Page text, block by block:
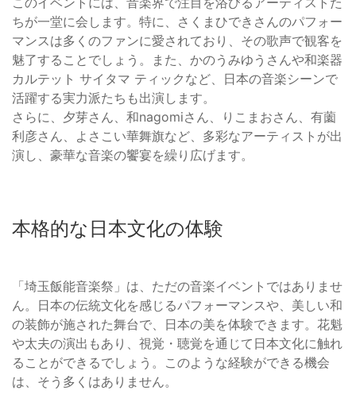
ちが一堂に会します。特に、さくまひできさんのパフォー
マンスは多くのファンに愛されており、その歌声で観客を
魅了することでしょう。また、かのうみゆうさんや和楽器
カルテット サイタマ ティックなど、日本の音楽シーンで
活躍する実力派たちも出演します。
さらに、夕芽さん、和nagomiさん、りこまおさん、有薗
利彦さん、よさこい華舞旗など、多彩なアーティストが出
演し、豪華な音楽の饗宴を繰り広げます。
本格的な日本文化の体験
「埼玉飯能音楽祭」は、ただの音楽イベントではありませ
ん。日本の伝統文化を感じるパフォーマンスや、美しい和
の装飾が施された舞台で、日本の美を体験できます。花魁
や太夫の演出もあり、視覚・聴覚を通じて日本文化に触れ
ることができるでしょう。このような経験ができる機会
は、そう多くはありません。